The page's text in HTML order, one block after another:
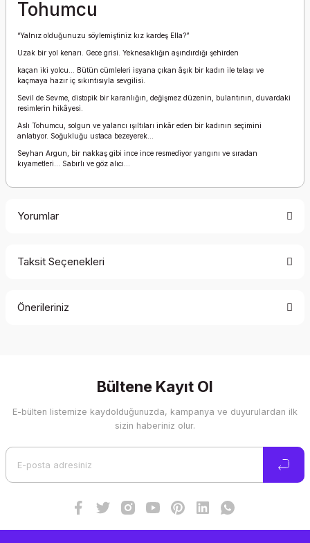
Tohumcu
“Yalnız olduğunuzu söylemiştiniz kız kardeş Ella?”
Uzak bir yol kenarı. Gece grisi. Yeknesaklığın aşındırdığı şehirden
kaçan iki yolcu... Bütün cümleleri isyana çıkan âşık bir kadın ile telaşı ve
kaçmaya hazır iç sıkıntısıyla sevgilisi.
Sevil de Sevme, distopik bir karanlığın, değişmez düzenin, bulantının, duvardaki
resimlerin hikâyesi.
Aslı Tohumcu, solgun ve yalancı ışıltıları inkâr eden bir kadının seçimini
anlatıyor. Soğukluğu ustaca bezeyerek…
Seyhan Argun, bir nakkaş gibi ince ince resmediyor yangını ve sıradan
kıyametleri… Sabırlı ve göz alıcı…
Yorumlar
Taksit Seçenekleri
Önerileriniz
Görüş ve önerileriniz için teşekkür ederiz.
Ürün resmi kalitesiz, bozuk veya görüntülenemiyor.
Bültene Kayıt Ol
E-bülten listemize kaydolduğunuzda, kampanya ve duyurulardan ilk
sizin haberiniz olur.